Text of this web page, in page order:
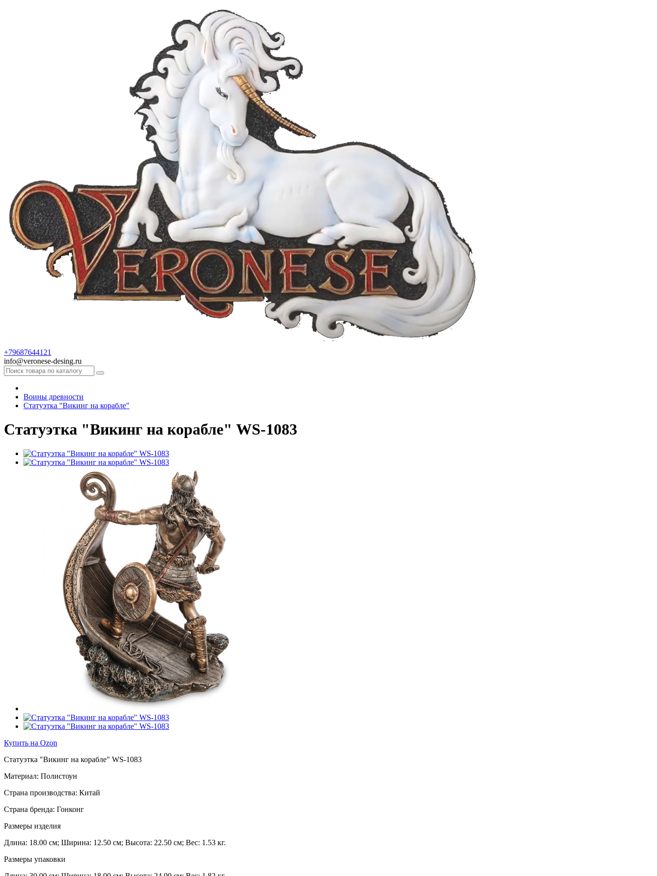
+79687644121
info@veronese-desing.ru
Воины древности
Статуэтка "Викинг на корабле"
Статуэтка "Викинг на корабле" WS-1083
Купить на Ozon
Статуэтка "Викинг на корабле" WS-1083
Материал: Полистоун
Страна производства: Китай
Страна бренда: Гонконг
Размеры изделия
Длина: 18.00 см; Ширина: 12.50 см; Высота: 22.50 см; Вес: 1.53 кг.
Размеры упаковки